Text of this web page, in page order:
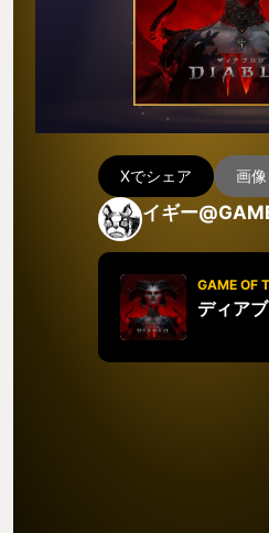
Xでシェア 画
イギー
GAME OF
ディア